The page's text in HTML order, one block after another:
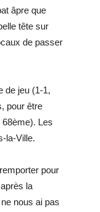
âpre que
tête sur
de passer
de jeu (1-1,
pour être
68ème). Les
la-Ville.
pour
la
nous ai pas